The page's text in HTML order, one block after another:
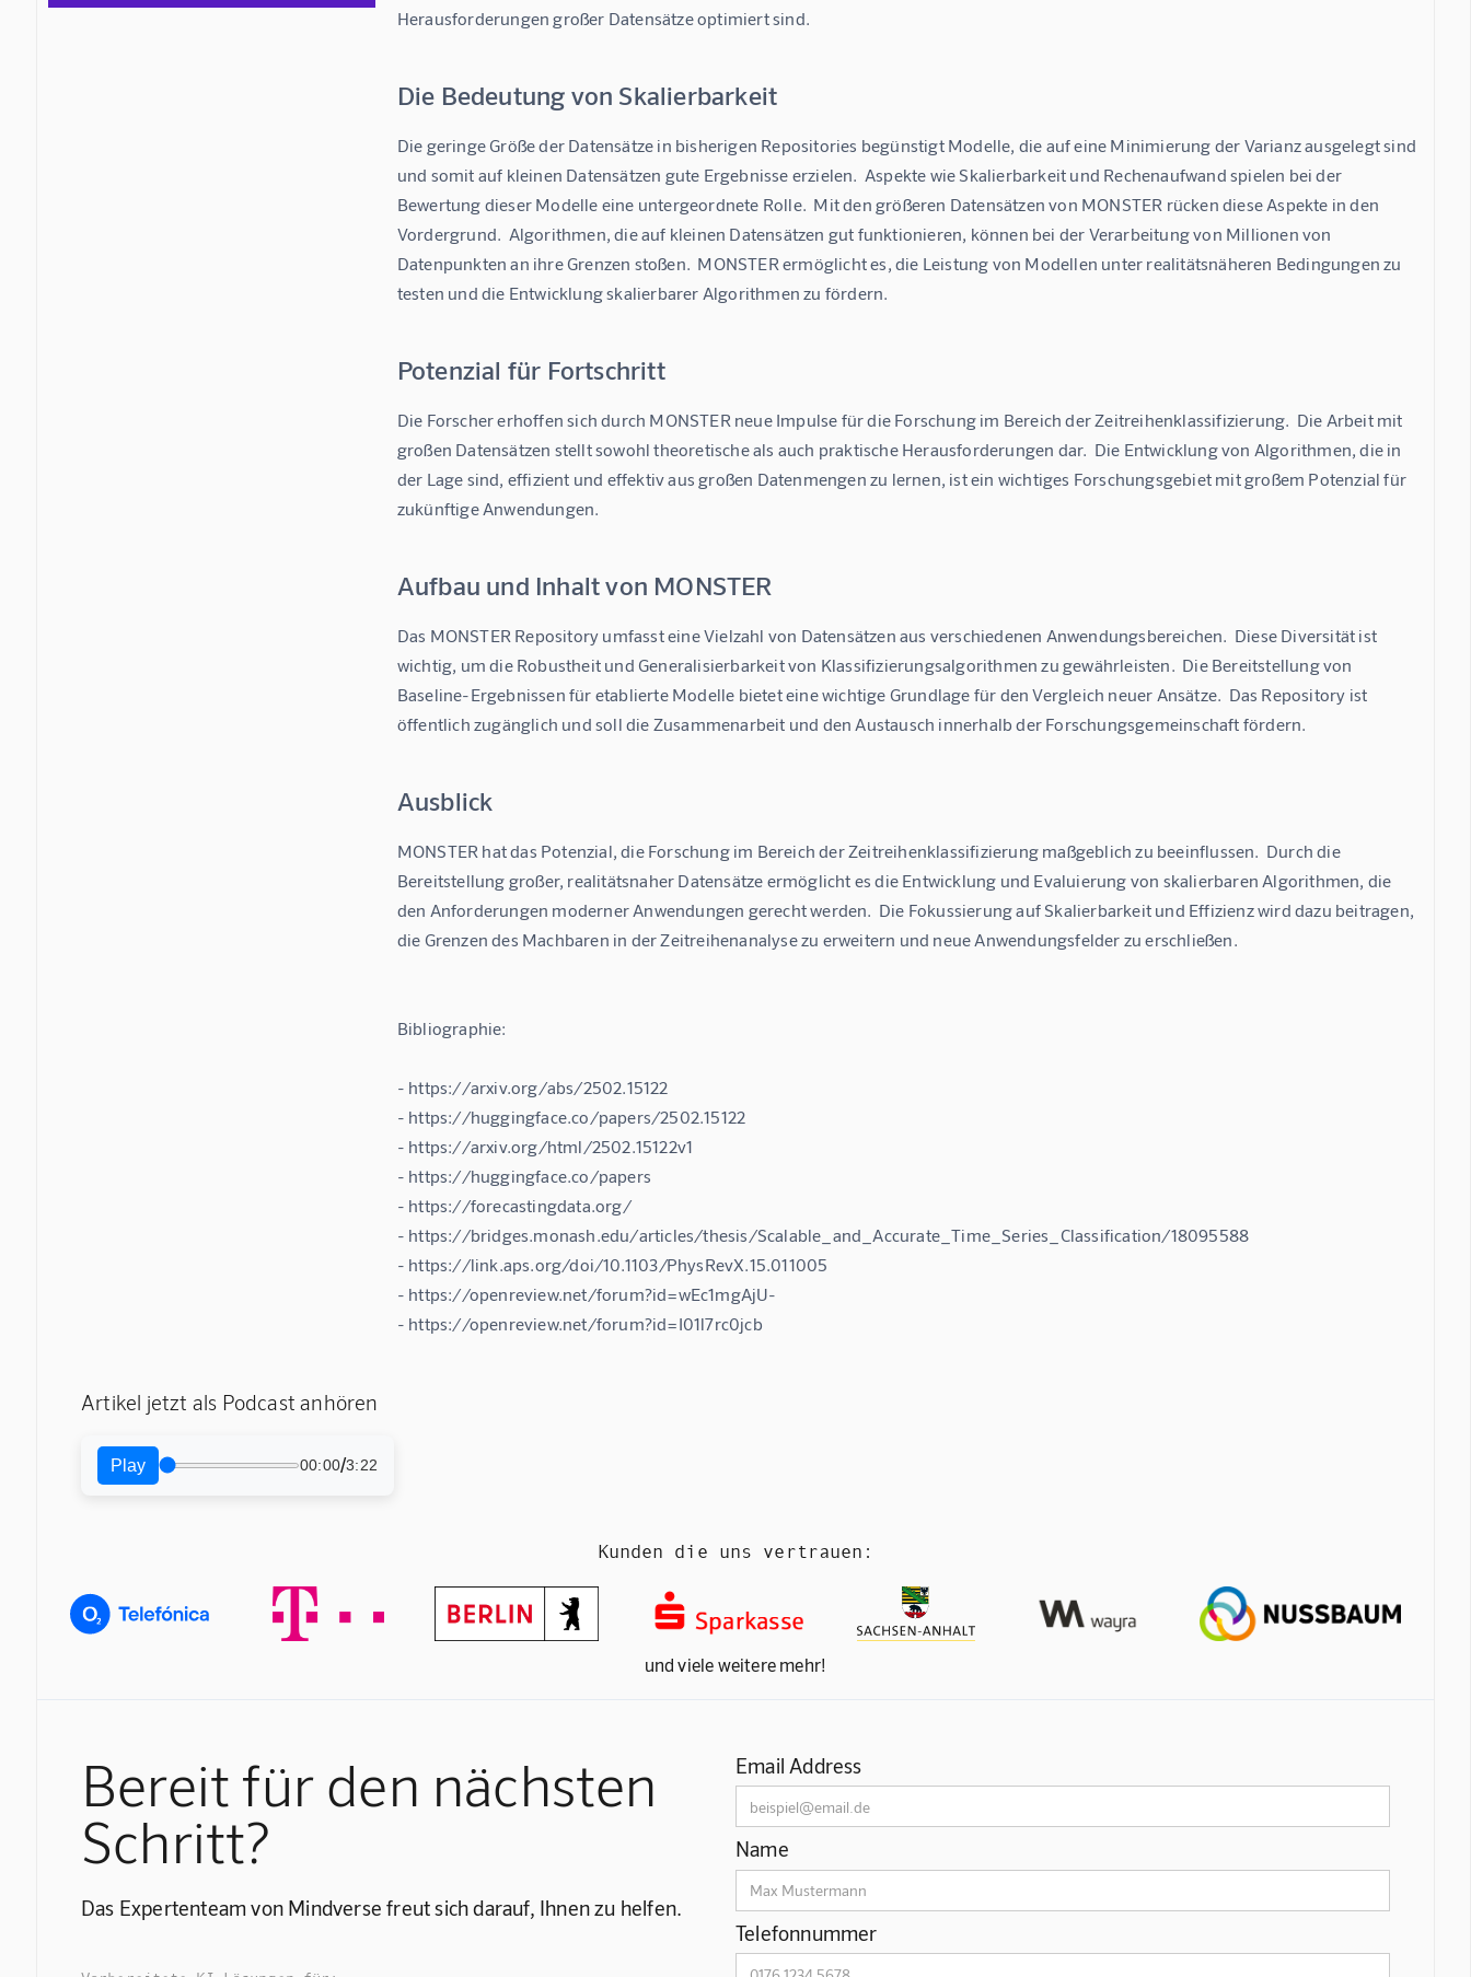
Herausforderungen großer Datensätze optimiert sind.
Die Bedeutung von Skalierbarkeit
Die geringe Größe der Datensätze in bisherigen Repositories begünstigt Modelle, die auf eine Minimierung der Varianz ausgelegt sind
und somit auf kleinen Datensätzen gute Ergebnisse erzielen.  Aspekte wie Skalierbarkeit und Rechenaufwand spielen bei der
Bewertung dieser Modelle eine untergeordnete Rolle.  Mit den größeren Datensätzen von MONSTER rücken diese Aspekte in den
Vordergrund.  Algorithmen, die auf kleinen Datensätzen gut funktionieren, können bei der Verarbeitung von Millionen von
Datenpunkten an ihre Grenzen stoßen.  MONSTER ermöglicht es, die Leistung von Modellen unter realitätsnäheren Bedingungen zu
testen und die Entwicklung skalierbarer Algorithmen zu fördern.
Potenzial für Fortschritt
Die Forscher erhoffen sich durch MONSTER neue Impulse für die Forschung im Bereich der Zeitreihenklassifizierung.  Die Arbeit mit
großen Datensätzen stellt sowohl theoretische als auch praktische Herausforderungen dar.  Die Entwicklung von Algorithmen, die in
der Lage sind, effizient und effektiv aus großen Datenmengen zu lernen, ist ein wichtiges Forschungsgebiet mit großem Potenzial für
zukünftige Anwendungen.
Aufbau und Inhalt von MONSTER
Das MONSTER Repository umfasst eine Vielzahl von Datensätzen aus verschiedenen Anwendungsbereichen.  Diese Diversität ist
wichtig, um die Robustheit und Generalisierbarkeit von Klassifizierungsalgorithmen zu gewährleisten.  Die Bereitstellung von
Baseline-Ergebnissen für etablierte Modelle bietet eine wichtige Grundlage für den Vergleich neuer Ansätze.  Das Repository ist
öffentlich zugänglich und soll die Zusammenarbeit und den Austausch innerhalb der Forschungsgemeinschaft fördern.
Ausblick
MONSTER hat das Potenzial, die Forschung im Bereich der Zeitreihenklassifizierung maßgeblich zu beeinflussen.  Durch die
Bereitstellung großer, realitätsnaher Datensätze ermöglicht es die Entwicklung und Evaluierung von skalierbaren Algorithmen, die
den Anforderungen moderner Anwendungen gerecht werden.  Die Fokussierung auf Skalierbarkeit und Effizienz wird dazu beitragen,
die Grenzen des Machbaren in der Zeitreihenanalyse zu erweitern und neue Anwendungsfelder zu erschließen.
Bibliographie:
- https://arxiv.org/abs/2502.15122
- https://huggingface.co/papers/2502.15122
- https://arxiv.org/html/2502.15122v1
- https://huggingface.co/papers
- https://forecastingdata.org/
- https://bridges.monash.edu/articles/thesis/Scalable_and_Accurate_Time_Series_Classification/18095588
- https://link.aps.org/doi/10.1103/PhysRevX.15.011005
- https://openreview.net/forum?id=wEc1mgAjU-
- https://openreview.net/forum?id=I01l7rc0jcb
Artikel jetzt als Podcast anhören
Play 00:00/3:22
Kunden die uns vertrauen:
und viele weitere mehr!
Bereit für den nächsten
Schritt?
Das Expertenteam von Mindverse freut sich darauf, Ihnen zu helfen.
Email Address
Name
Telefonnummer